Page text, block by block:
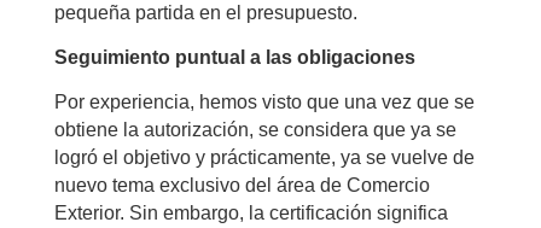
pequeña partida en el presupuesto.
Seguimiento puntual a las obligaciones
Por experiencia, hemos visto que una vez que se
obtiene la autorización, se considera que ya se
logró el objetivo y prácticamente, ya se vuelve de
nuevo tema exclusivo del área de Comercio
Exterior. Sin embargo, la certificación significa